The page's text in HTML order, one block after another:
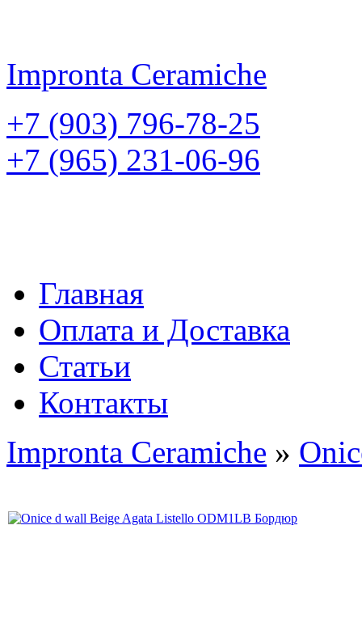
Impronta Ceramiche
+7 (903) 796-78-25
+7 (965) 231-06-96
Главная
Оплата и Доставка
Статьи
Контакты
Impronta Ceramiche »